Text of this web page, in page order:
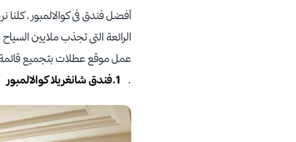
أفضل فندق فى كوالالمبور ، كلنا
الرائعة التى تجذب ملايين
. 1.فندق شانغريلا كوالالمبور